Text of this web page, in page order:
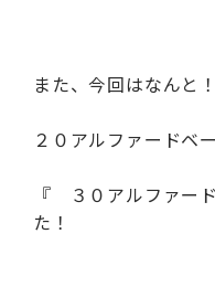
また、今回はなんと！
２０アルファードベー
『 ３０アルファー
た！